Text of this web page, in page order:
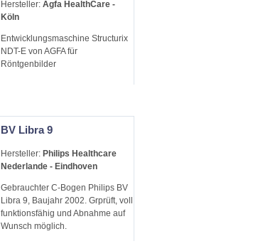
Hersteller: Agfa HealthCare -
Köln
Entwicklungsmaschine Structurix
NDT-E von AGFA für
Röntgenbilder
BV Libra 9
Hersteller: Philips Healthcare
Nederlande - Eindhoven
Gebrauchter C-Bogen Philips BV
Libra 9, Baujahr 2002. Grprüft, voll
funktionsfähig und Abnahme auf
Wunsch möglich.